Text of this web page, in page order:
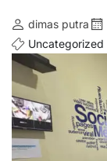
dimas putra
Uncategorized